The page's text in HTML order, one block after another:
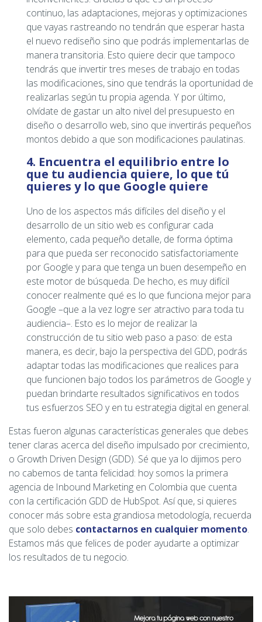
continuo, las adaptaciones, mejoras y optimizaciones
que vayas rastreando no tendrán que esperar hasta
el nuevo rediseño sino que podrás implementarlas de
manera transitoria. Esto quiere decir que tampoco
tendrás que invertir tres meses de trabajo en todas
las modificaciones, sino que tendrás la oportunidad de
realizarlas según tu propia agenda. Y por último,
olvídate de gastar un alto nivel del presupuesto en
diseño o desarrollo web, sino que invertirás pequeños
montos debido a que son modificaciones paulatinas.
4. Encuentra el equilibrio entre lo
que tu audiencia quiere, lo que tú
quieres y lo que Google quiere
Uno de los aspectos más difíciles del diseño y el
desarrollo de un sitio web es configurar cada
elemento, cada pequeño detalle, de forma óptima
para que pueda ser reconocido satisfactoriamente
por Google y para que tenga un buen desempeño en
este motor de búsqueda. De hecho, es muy difícil
conocer realmente qué es lo que funciona mejor para
Google –que a la vez logre ser atractivo para toda tu
audiencia–. Esto es lo mejor de realizar la
construcción de tu sitio web paso a paso: de esta
manera, es decir, bajo la perspectiva del GDD, podrás
adaptar todas las modificaciones que realices para
que funcionen bajo todos los parámetros de Google y
puedan brindarte resultados significativos en todos
tus esfuerzos SEO y en tu estrategia digital en general.
Estas fueron algunas características generales que debes
tener claras acerca del diseño impulsado por crecimiento,
o Growth Driven Design (GDD). Sé que ya lo dijimos pero
no cabemos de tanta felicidad: hoy somos la primera
agencia de Inbound Marketing en Colombia que cuenta
con la certificación GDD de HubSpot. Así que, si quieres
conocer más sobre esta grandiosa metodología, recuerda
que solo debes contactarnos en cualquier momento.
Estamos más que felices de poder ayudarte a optimizar
los resultados de tu negocio.